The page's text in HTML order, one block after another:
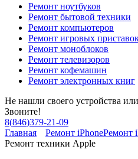
Ремонт ноутбуков
Ремонт бытовой техники
Ремонт компьютеров
Ремонт игровых
Ремонт моноблоков
Ремонт телевизоров
Ремонт кофемашин
Ремонт электронных книг
Не нашли своего устройства
Звоните!
8(846)379-21-09
Главная
Ремонт iPhoneРемонт
Ремонт техники Apple